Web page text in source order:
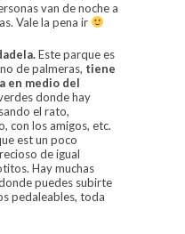
van de noche a
Vale la pena ir
Este parque es
de palmeras, tiene
en medio del
donde hay
el rato,
con los amigos, etc.
est un poco
de igual
Hay muchas
puedes subirte
pedaleables, toda